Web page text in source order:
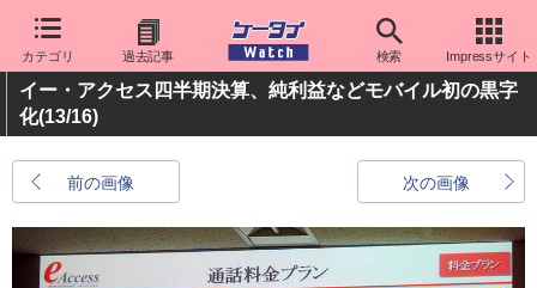
カテゴリ 過去記事 検索 Impressサイト
イー・アクセス四半期決算、純利益などモバイル初の黒字
化(13/16)
前の画像 次の画像